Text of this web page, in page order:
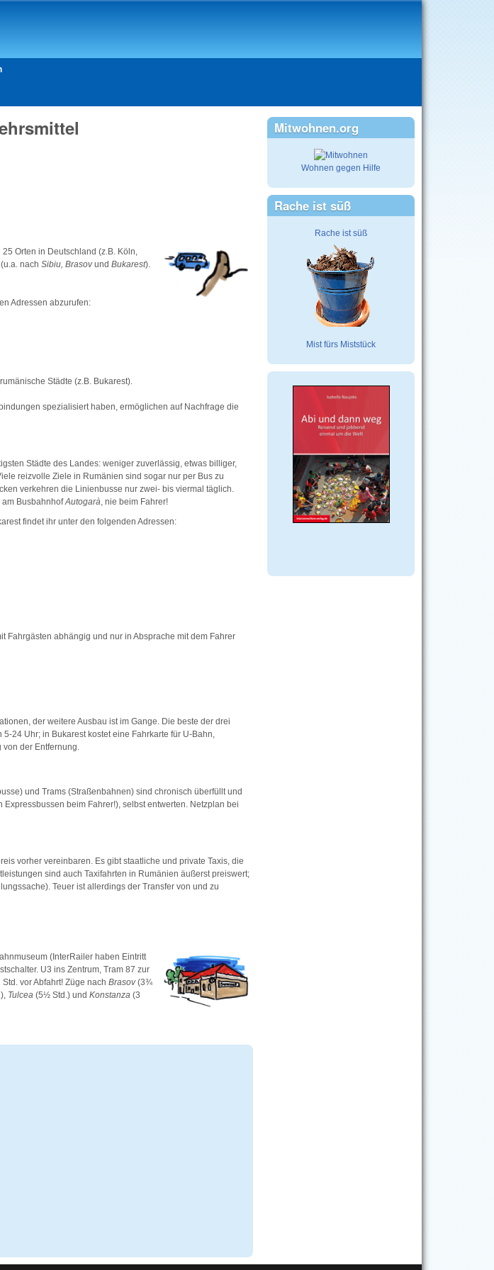
Orten in Deutschland (z.B. Köln,
nach Sibiu, Brasovund Bukarest).
Adressen abzurufen:
Städte (z.B. Bukarest).
spezialisiert haben, ermöglichen auf Nachfrage die
Städte des Landes: weniger zuverlässig, etwas billiger,
reizvolle Ziele in Rumänien sind sogar nur per Bus zu
verkehren die Linienbusse nur zwei- bis viermal täglich.
am BusbahnhofAutogarà, nie beim Fahrer!
findet ihr unter den folgenden Adressen:
Fahrgästen abhängig und nur in Absprache mit dem Fahrer
der weitere Ausbau ist im Gange. Die beste der drei
24 Uhr; in Bukarest kostet eine Fahrkarte für U-Bahn,
der Entfernung.
und Trams (Straßenbahnen) sind chronisch überfüllt und
beim Fahrer!), selbst entwerten. Netzplan bei
vorher vereinbaren. Es gibt staatliche und private Taxis, die
sind auch Taxifahrten in Rumänien äußerst preiswert;
Teuer ist allerdings der Transfer von und zu
(InterRailer haben Eintritt
U3 ins Zentrum, Tram 87 zur
vor Abfahrt! Züge nach Brasov(3¾
Tulcea (5½ Std.) und Konstanza (3
Mitwohnen.org
Wohnen gegen Hilfe
Rache ist süß
Rache ist süß
Mist fürs Miststück